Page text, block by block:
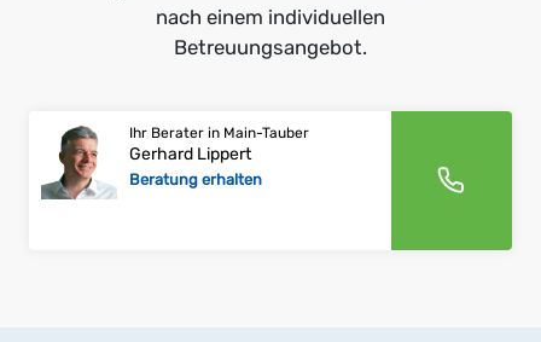
nach einem individuellen
Betreuungsangebot.
Ihr Berater in Main-Tauber
Gerhard Lippert
Beratung erhalten